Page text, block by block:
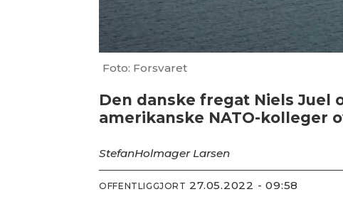
Foto: Forsvaret
Den danske fregat Niels Juel
amerikanske NATO-kolleger
StefanHolmager Larsen
OFFENTLIGGJORT 27.05.2022 - 09:58